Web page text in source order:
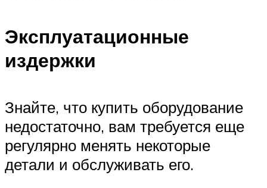
Эксплуатационные
издержки
Знайте, что купить оборудование
недостаточно, вам требуется еще
регулярно менять некоторые
детали и обслуживать его.